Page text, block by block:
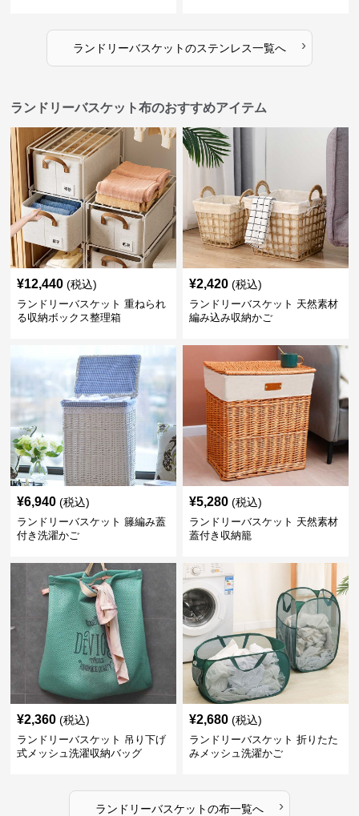
ランドリーバスケットのステンレス一覧へ ›
ランドリーバスケット布のおすすめアイテム
¥12,440 (税込)
ランドリーバスケット 重ねられ
る収納ボックス整理箱
¥2,420 (税込)
ランドリーバスケット 天然素材
編み込み収納かご
¥6,940 (税込)
ランドリーバスケット 籐編み蓋
付き洗濯かご
¥5,280 (税込)
ランドリーバスケット 天然素材
蓋付き収納籠
¥2,360 (税込)
ランドリーバスケット 吊り下げ
式メッシュ洗濯収納バッグ
¥2,680 (税込)
ランドリーバスケット 折りたた
みメッシュ洗濯かご
ランドリーバスケットの布一覧へ ›